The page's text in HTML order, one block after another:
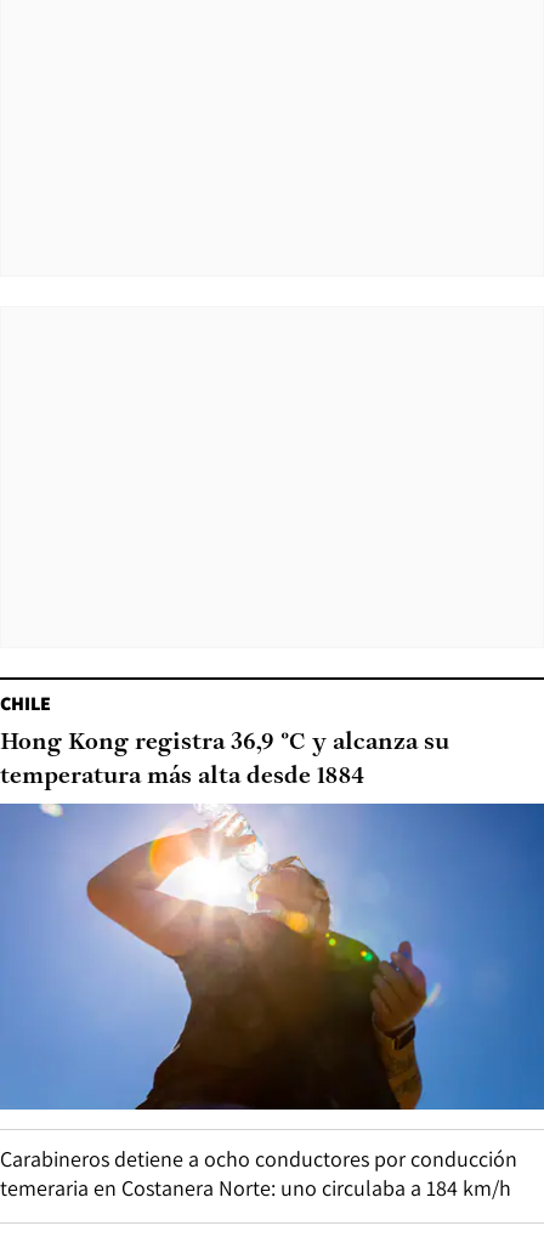
CHILE
Hong Kong registra 36,9 °C y alcanza su
temperatura más alta desde 1884
Carabineros detiene a ocho conductores por conducción
temeraria en Costanera Norte: uno circulaba a 184 km/h